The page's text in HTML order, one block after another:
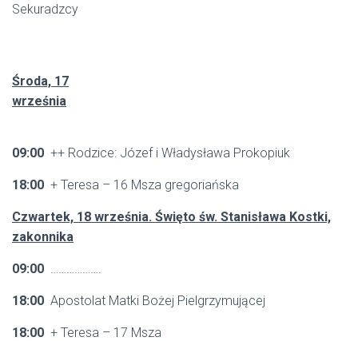
Sekuradzcy
Środa, 17
września
09:00 ++ Rodzice: Józef i Władysława Prokopiuk
18:00 + Teresa – 16 Msza gregoriańska
Czwartek, 18 września. Święto św. Stanisława Kostki,
zakonnika
09:00 ……………….
18:00 Apostolat Matki Bożej Pielgrzymującej
18:00 + Teresa – 17 Msza